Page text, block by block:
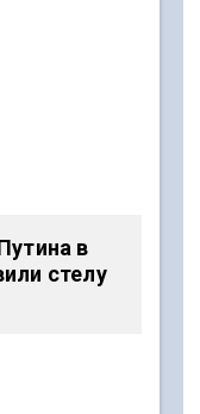
в
стелу